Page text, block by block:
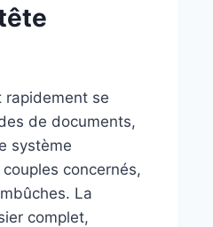
rapidement se
de documents,
système
concernés,
La
complet,